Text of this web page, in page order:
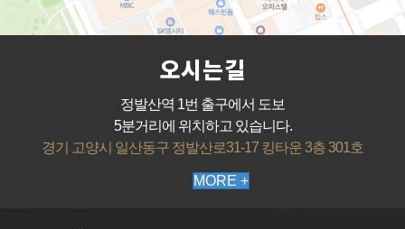
오시는길
정발산역 1번 출구에서 도보
5분거리에 위치하고 있습니다.
경기 고양시 일산동구 정발산로31-17 킹타운 3층 301호
MORE +